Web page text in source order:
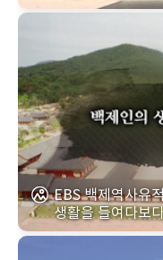
EBS 백제역사유
생활을 들여다보